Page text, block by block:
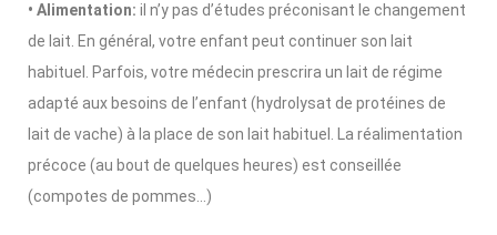
• Alimentation: il n’y pas d’études préconisant le changement
de lait. En général, votre enfant peut continuer son lait
habituel. Parfois, votre médecin prescrira un lait de régime
adapté aux besoins de l’enfant (hydrolysat de protéines de
lait de vache) à la place de son lait habituel. La réalimentation
précoce (au bout de quelques heures) est conseillée
(compotes de pommes…)